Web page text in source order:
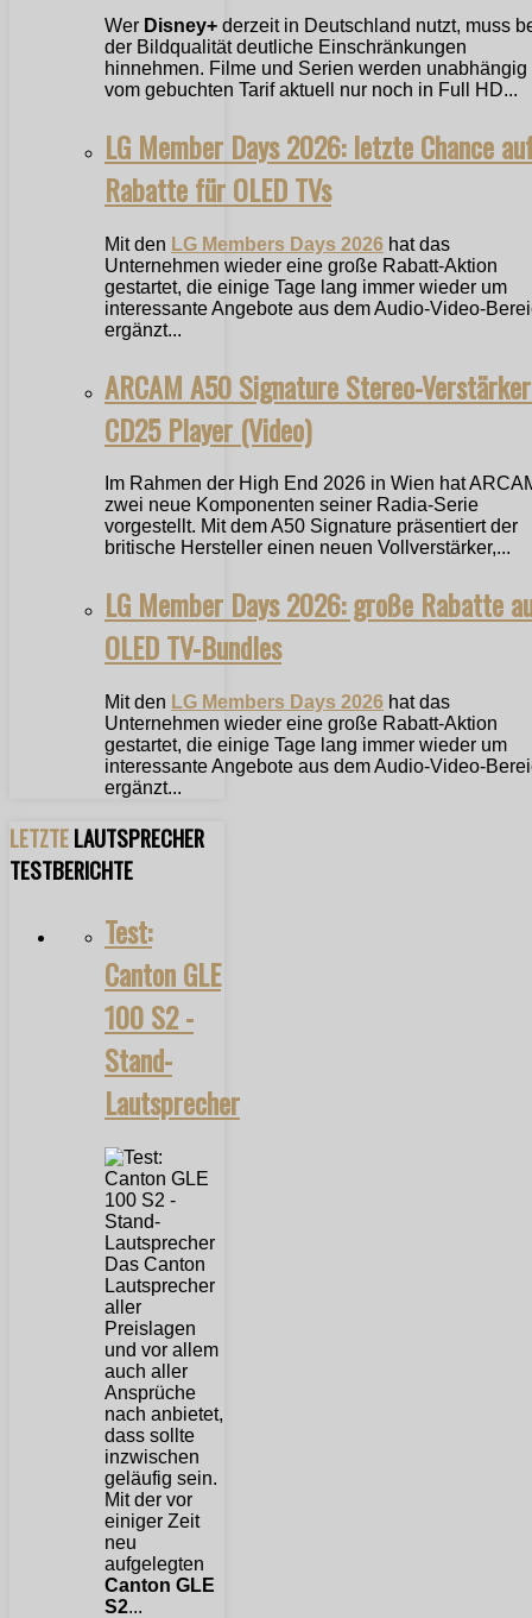
Wer Disney+ derzeit in Deutschland nutzt, muss
der Bildqualität deutliche Einschränkungen
hinnehmen. Filme und Serien werden unabhängig
vom gebuchten Tarif aktuell nur noch in Full HD...
LG Member Days 2026: letzte Chance
Rabatte für OLED TVs
Mit den LG Members Days 2026 hat das
Unternehmen wieder eine große Rabatt-Aktion
gestartet, die einige Tage lang immer wieder um
interessante Angebote aus dem Audio-Video-
ergänzt...
ARCAM A50 Signature Stereo-
CD25 Player (Video)
Im Rahmen der High End 2026 in Wien hat
zwei neue Komponenten seiner Radia-Serie
vorgestellt. Mit dem A50 Signature präsentiert der
britische Hersteller einen neuen Vollverstärker,...
LG Member Days 2026: große Rabatte
OLED TV-Bundles
Mit den LG Members Days 2026 hat das
Unternehmen wieder eine große Rabatt-Aktion
gestartet, die einige Tage lang immer wieder um
interessante Angebote aus dem Audio-Video-
ergänzt...
LETZTELAUTSPRECHER
TESTBERICHTE
Test:
Canton GLE
100 S2 -
Stand-
Lautsprecher
Das Canton
Lautsprecher
aller
Preislagen
und vor allem
auch aller
Ansprüche
nach anbietet,
dass sollte
inzwischen
geläufig sein.
Mit der vor
einiger Zeit
neu
aufgelegten
Canton GLE
S2...